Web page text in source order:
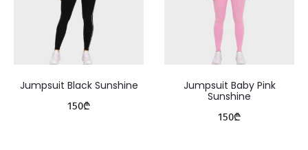
Jumpsuit Black Sunshine
150₾
Jumpsuit Baby Pink
Sunshine
150₾